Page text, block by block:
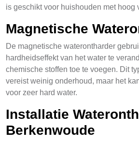
is geschikt voor huishouden met hoog
Magnetische
De magnetische waterontharder
hardheidseffekt van het water te
chemische stoffen toe te voegen. Dit
vereist weinig onderhoud, maar het
voor zeer hard water.
Installatie
Berkenwoude